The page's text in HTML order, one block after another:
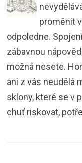
proměnit
odpoledne.
zábavnou
možná nesete.
ani z vás neudělá
sklony, které se v
chuť riskovat,